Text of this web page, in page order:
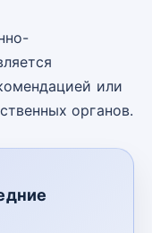
или
органов.